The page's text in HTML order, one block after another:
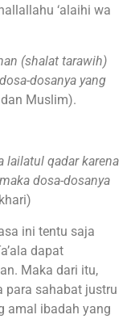
‘alaihi wa
(shalat tarawih)
dosanya yang
dan Muslim).
lailatul qadar karena
dosa-dosanya
ini tentu saja
dapat
Maka dari itu,
para sahabat justru
amal ibadah yang